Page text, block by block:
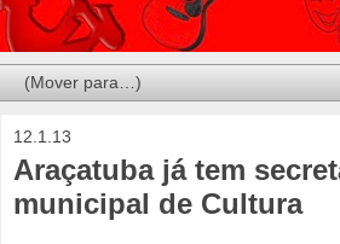
12.1.13
Araçatuba já tem
municipal de Cultura